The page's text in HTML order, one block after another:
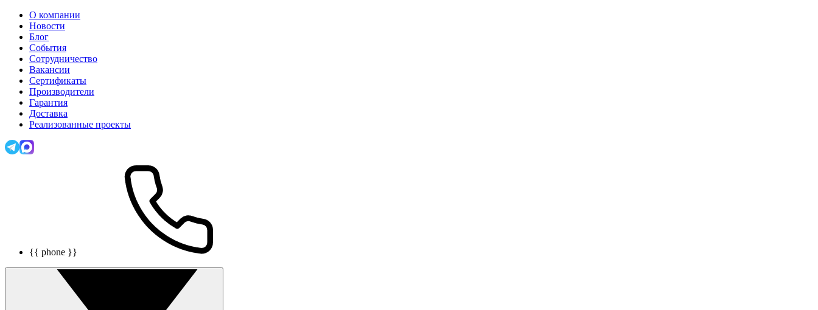
О компании
Новости
Блог
События
Сотрудничество
Вакансии
Сертификаты
Производители
Гарантия
Доставка
Реализованные проекты
{{ phone }}